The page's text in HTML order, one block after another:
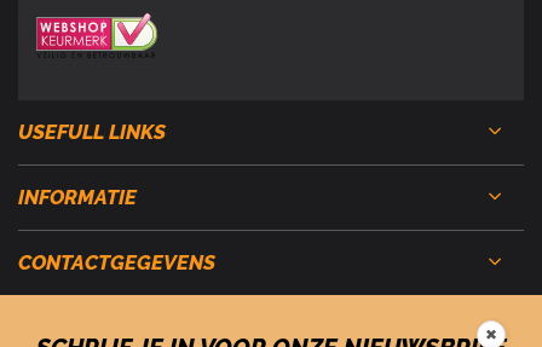
USEFULL LINKS
INFORMATIE
CONTACTGEGEVENS
✖